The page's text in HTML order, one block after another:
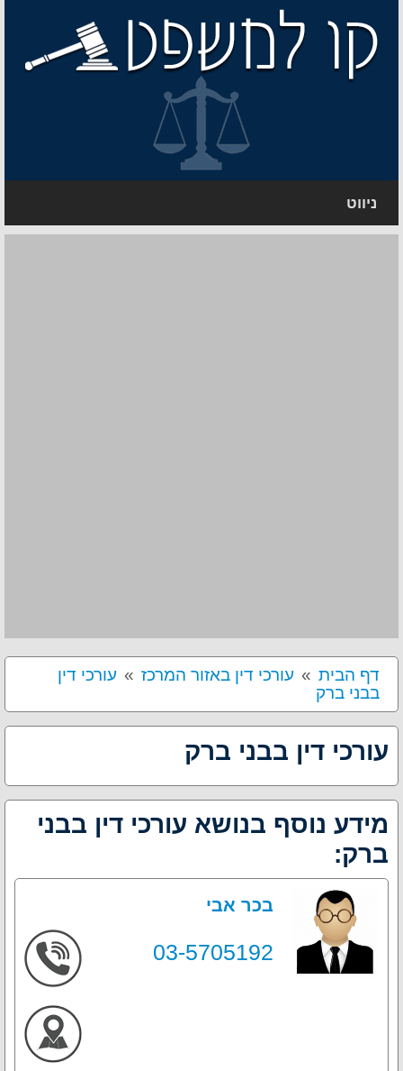
ניווט
דף הבית עורכי דין באזור המרכז
עורכי דין
בבני ברק
עורכי דין בבני ברק
מידע נוסף בנושא עורכי דין בבני
ברק:
בכר אבי
03-5705192